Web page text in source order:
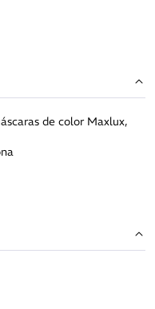
de color Maxlux,